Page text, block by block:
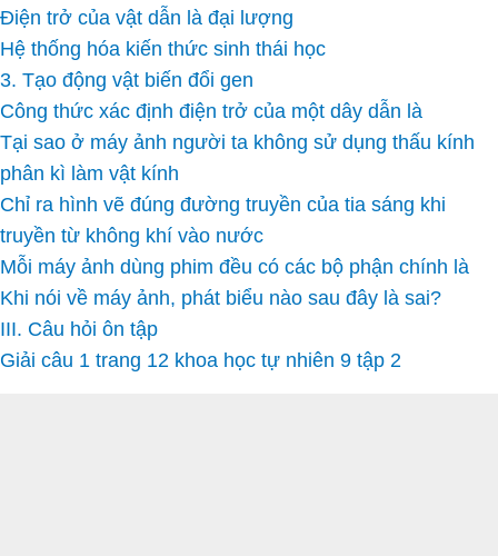
Điện trở của vật dẫn là đại lượng
Hệ thống hóa kiến thức sinh thái học
3. Tạo động vật biến đổi gen
Công thức xác định điện trở của một dây dẫn là
Tại sao ở máy ảnh người ta không sử dụng thấu kính
phân kì làm vật kính
Chỉ ra hình vẽ đúng đường truyền của tia sáng khi
truyền từ không khí vào nước
Mỗi máy ảnh dùng phim đều có các bộ phận chính là
Khi nói về máy ảnh, phát biểu nào sau đây là sai?
III. Câu hỏi ôn tập
Giải câu 1 trang 12 khoa học tự nhiên 9 tập 2